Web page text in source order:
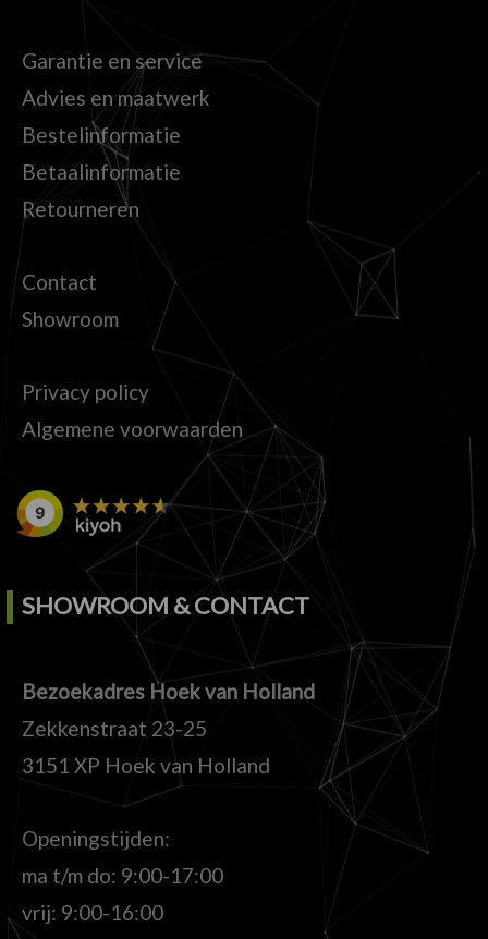
Garantie en service
Advies en maatwerk
Bestelinformatie
Betaalinformatie
Retourneren
Contact
Showroom
Privacy policy
Algemene voorwaarden
SHOWROOM & CONTACT
Bezoekadres Hoek van Holland
Zekkenstraat 23-25
3151 XP Hoek van Holland
Openingstijden:
ma t/m do: 9:00-17:00
vrij: 9:00-16:00